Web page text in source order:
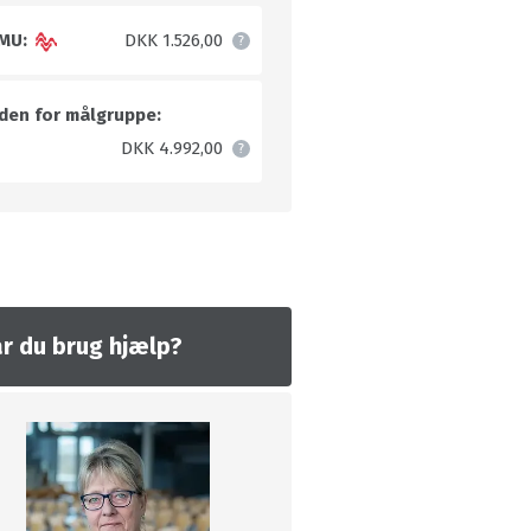
DKK 1.526,00
for målgruppe:
DKK 4.992,00
du brug hjælp?